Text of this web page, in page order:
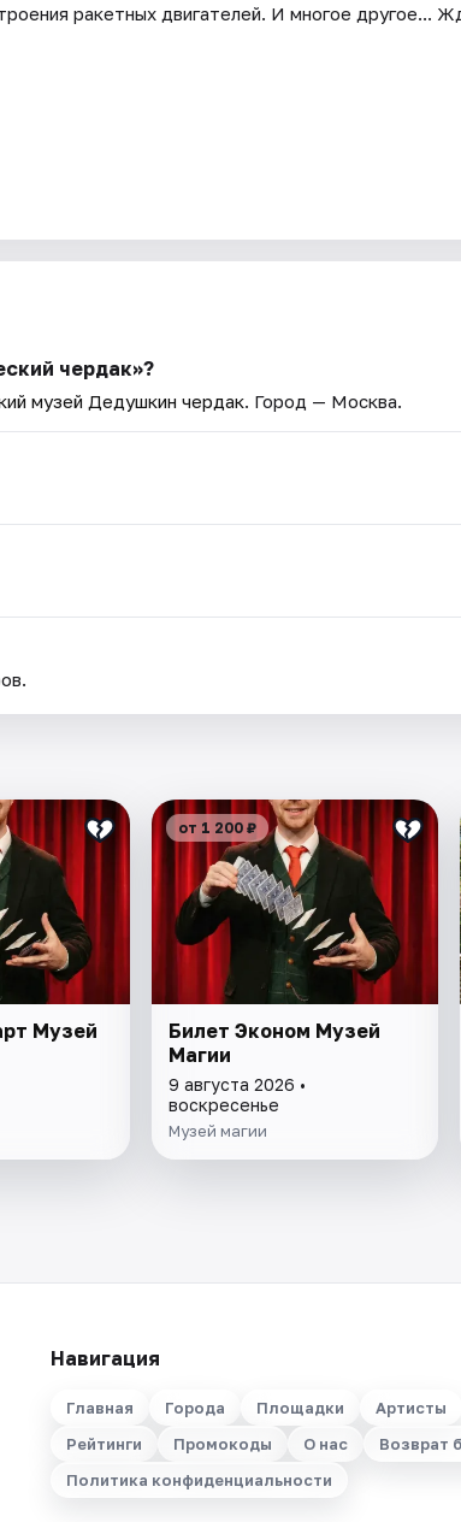
ракетных двигателей. И многое другое...
чердак»?
музей Дедушкин чердак. Город — Москва.
Музей
от 1 200 ₽
Билет Эконом Музей
Магии
9 августа 2026 •
воскресенье
Музей магии
Навигация
Главная Города Площадки
Артисты
Рейтинги
Промокоды О нас
Возврат
Политика конфиденциальности